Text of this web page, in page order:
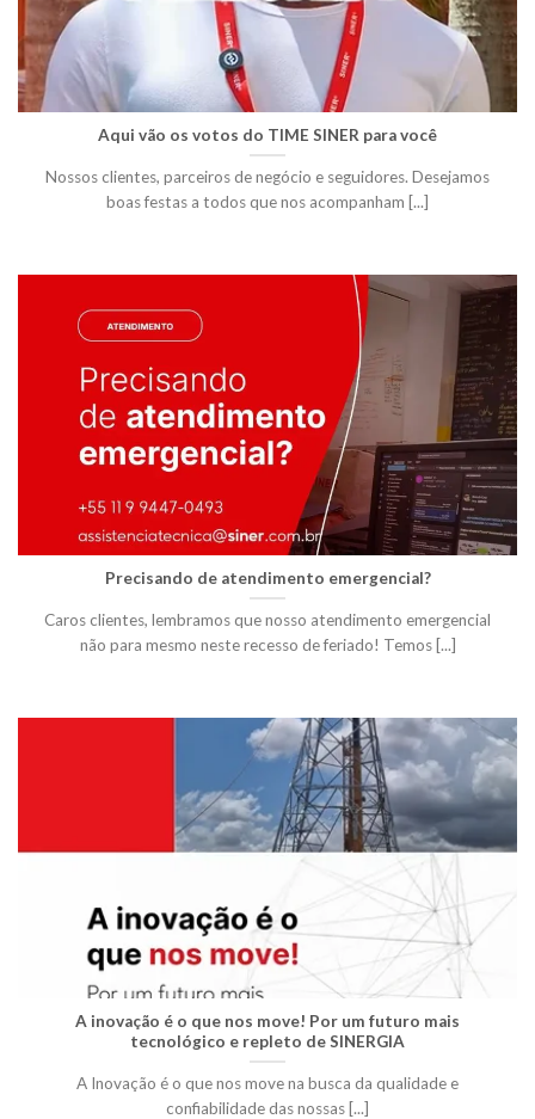
Aqui vão os votos do TIME SINER para você
Nossos clientes, parceiros de negócio e seguidores. Desejamos
boas festas a todos que nos acompanham [...]
Precisando de atendimento emergencial?
Caros clientes, lembramos que nosso atendimento emergencial
não para mesmo neste recesso de feriado! Temos [...]
A inovação é o que nos move! Por um futuro mais
tecnológico e repleto de SINERGIA
A Inovação é o que nos move na busca da qualidade e
confiabilidade das nossas [...]